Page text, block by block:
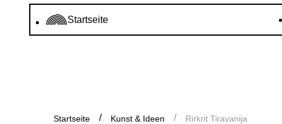
Startseite
Startseite Kunst & Ideen Rirkrit Tiravanija